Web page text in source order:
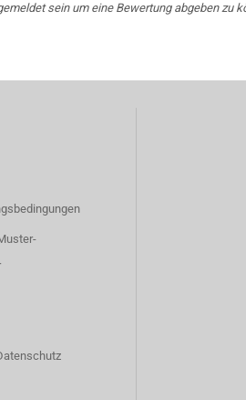
sein um eine Bewertung abgeben zu